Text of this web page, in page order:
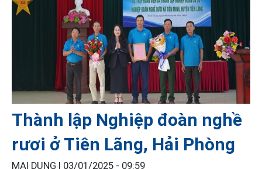
Thành lập Nghiệp đoàn nghề
rươi ở Tiên Lãng, Hải Phòng
MAI DUNG | 03/01/2025 - 09:59